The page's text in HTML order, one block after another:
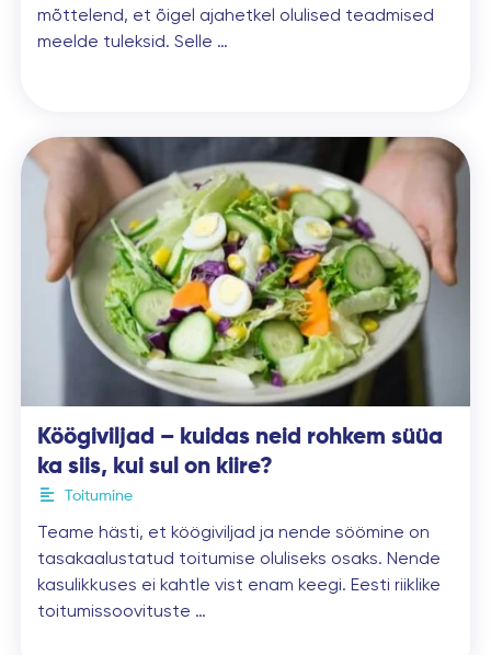
mõttelend, et õigel ajahetkel olulised teadmised
meelde tuleksid. Selle …
Köögiviljad – kuidas neid rohkem süüa
ka siis, kui sul on kiire?
Toitumine
Teame hästi, et köögiviljad ja nende söömine on
tasakaalustatud toitumise oluliseks osaks. Nende
kasulikkuses ei kahtle vist enam keegi. Eesti riiklike
toitumissoovituste …